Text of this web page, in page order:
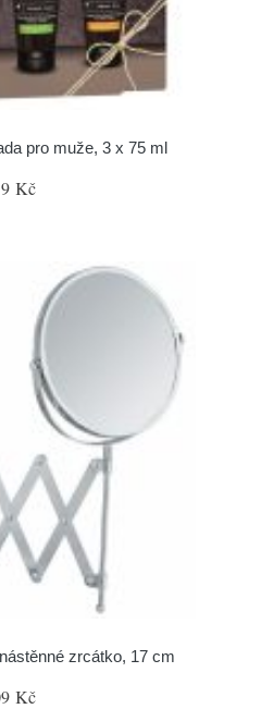
pro muže, 3 x 75 ml
Kč
zrcátko, 17 cm
Kč